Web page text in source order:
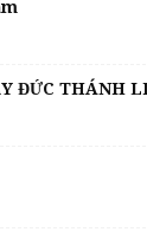
ĐỨC THÁNH